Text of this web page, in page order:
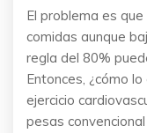
El problema es
comidas aunque
regla del 80%
Entonces, ¿cómo
ejercicio
pesas